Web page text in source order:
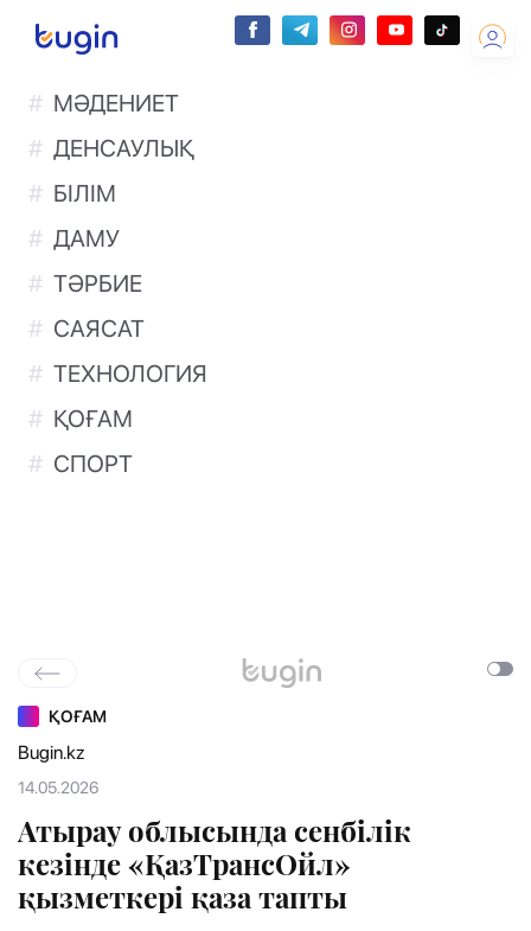
МӘДЕНИЕТ
ДЕНСАУЛЫҚ
БІЛІМ
ДАМУ
ТӘРБИЕ
САЯСАТ
ТЕХНОЛОГИЯ
ҚОҒАМ
СПОРТ
ҚОҒАМ
Bugin.kz
14.05.2026
Атырау облысында сенбілік
кезінде «ҚазТрансОйл»
қызметкері қаза тапты